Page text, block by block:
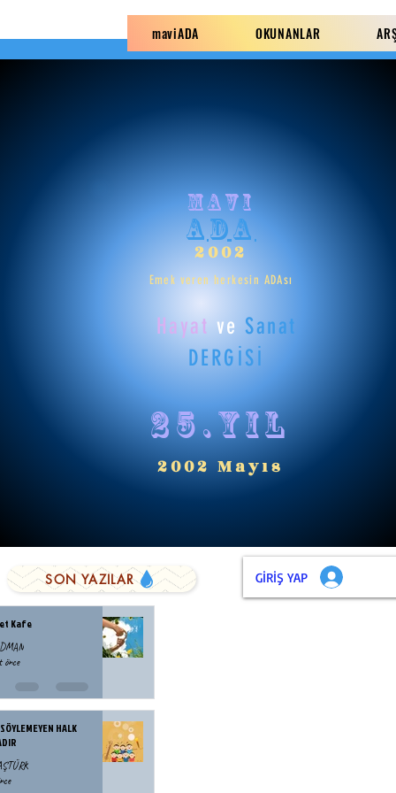
maviADA OKUNANLAR
GİRİŞ YAP
SON YAZILAR
Kafe
önce
HALK
mavi
ADA
2002
Hayat ve Sanat
DERGİSİ
Emek veren herkesin ADAsı
25.yıl
2002 Mayıs